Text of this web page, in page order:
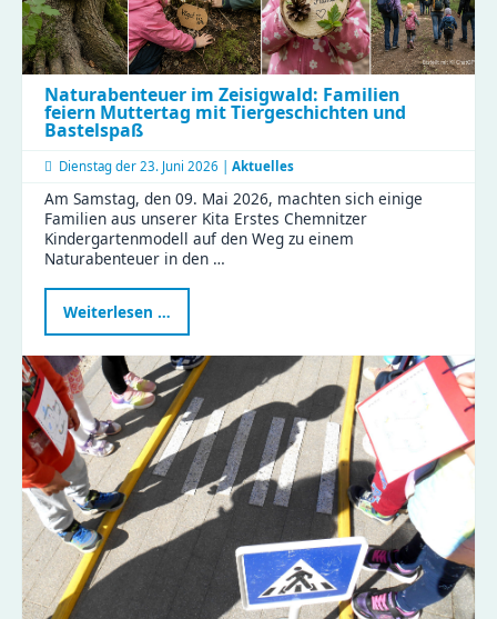
Naturabenteuer im Zeisigwald: Familien
feiern Muttertag mit Tiergeschichten und
Bastelspaß
Dienstag der 23. Juni 2026 | Aktuelles
Am Samstag, den 09. Mai 2026, machten sich einige
Familien aus unserer Kita Erstes Chemnitzer
Kindergartenmodell auf den Weg zu einem
Naturabenteuer in den …
Weiterlesen …
im
Familien
feiern
Muttertag
mit
Tiergeschichten
und
Bastelspaß